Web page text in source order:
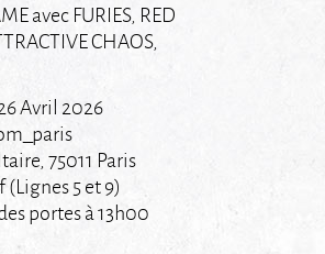
avec FURIES, RED
CHAOS,
Avril 2026
75011 Paris
5 et 9)
portes à 13h00